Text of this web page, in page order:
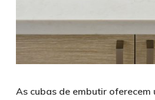
As cubas de embutir oferecem